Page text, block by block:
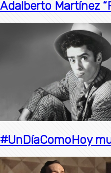
Adalberto Martínez
#UnDíaComoHoy